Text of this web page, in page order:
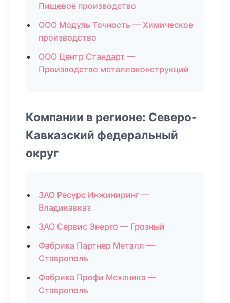
Пищевое производство
ООО Модуль Точность — Химическое
производство
ООО Центр Стандарт —
Производство металлоконструкций
Компании в регионе: Северо-
Кавказский федеральный
округ
ЗАО Ресурс Инжиниринг —
Владикавказ
ЗАО Сервис Энерго — Грозный
Фабрика Партнер Металл —
Ставрополь
Фабрика Профи Механика —
Ставрополь